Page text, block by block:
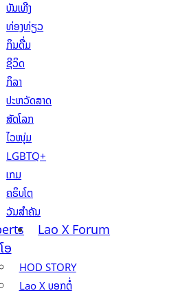
ບັນເທີງ
ທ່ອງທ່ຽວ
ກິນດື່ມ
ຊີວິດ
ກິລາ
ປະຫວັດສາດ
ສັດໂລກ
ໄວໜຸ່ມ
LGBTQ+
ເກມ
ຄຣິບໂຕ
ວັນສຳຄັນ
Lao X Forum
ອ
HOD STORY
Lao X ບອກຕໍ່